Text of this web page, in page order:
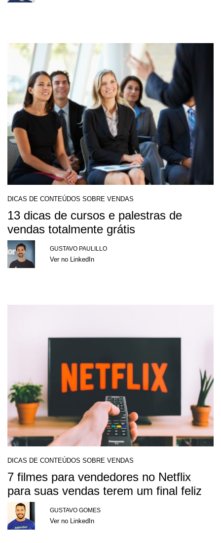
DICAS DE CONTEÚDOS SOBRE VENDAS
13 dicas de cursos e palestras de
vendas totalmente grátis
GUSTAVO PAULILLO
Ver no LinkedIn
DICAS DE CONTEÚDOS SOBRE VENDAS
7 filmes para vendedores no Netflix
para suas vendas terem um final feliz
GUSTAVO GOMES
Ver no LinkedIn